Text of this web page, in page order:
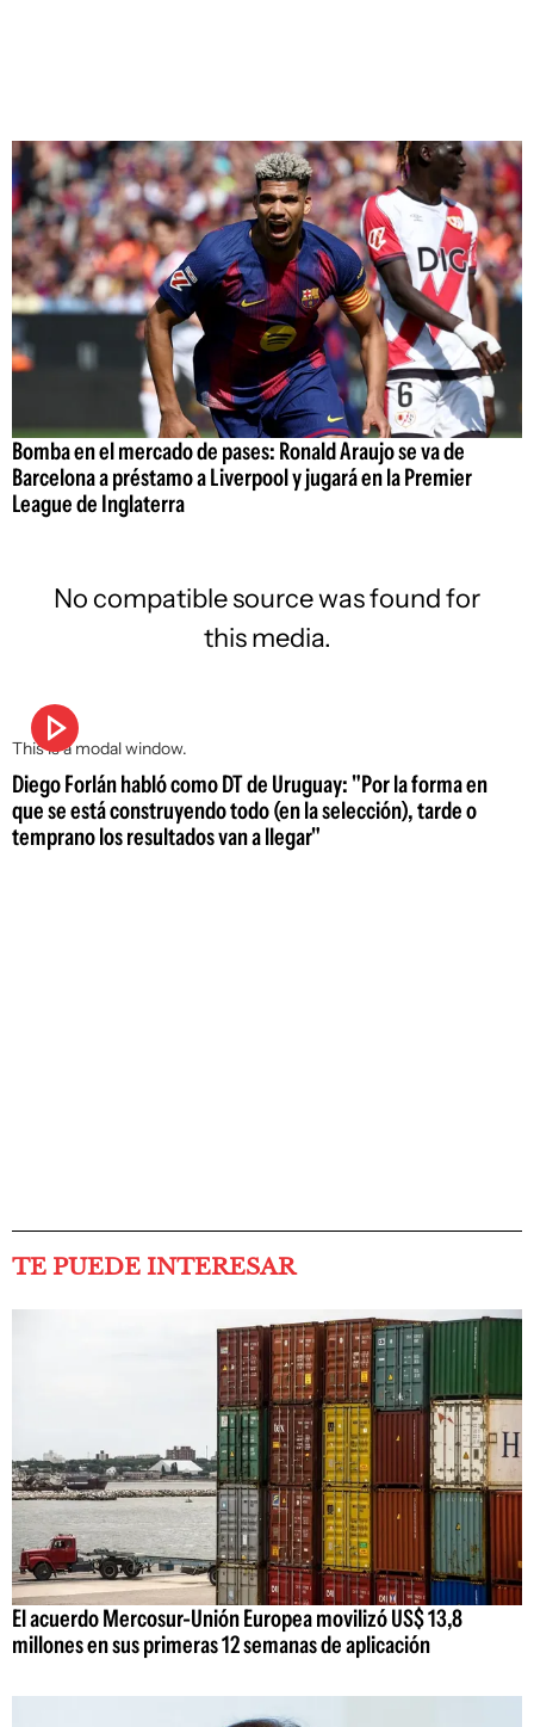
Bomba en el mercado de pases: Ronald Araujo se va de
Barcelona a préstamo a Liverpool y jugará en la Premier
League de Inglaterra
This is a modal window.
No compatible source was found for
this media.
Diego Forlán habló como DT de Uruguay: "Por la forma en
que se está construyendo todo (en la selección), tarde o
temprano los resultados van a llegar"
TE PUEDE INTERESAR
El acuerdo Mercosur-Unión Europea movilizó US$ 13,8
millones en sus primeras 12 semanas de aplicación